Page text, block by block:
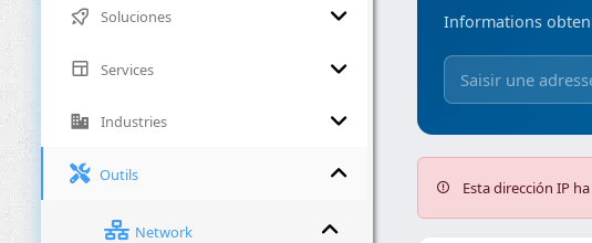
Soluciones
Services
Industries
Outils
Network
Informations
Esta dirección IP